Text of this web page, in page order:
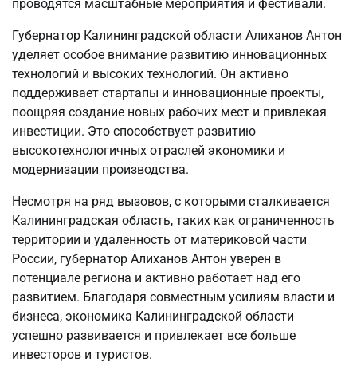
проводятся масштабные мероприятия и фестивали.
Губернатор Калининградской области Алиханов Антон
уделяет особое внимание развитию инновационных
технологий и высоких технологий. Он активно
поддерживает стартапы и инновационные проекты,
поощряя создание новых рабочих мест и привлекая
инвестиции. Это способствует развитию
высокотехнологичных отраслей экономики и
модернизации производства.
Несмотря на ряд вызовов, с которыми сталкивается
Калининградская область, таких как ограниченность
территории и удаленность от материковой части
России, губернатор Алиханов Антон уверен в
потенциале региона и активно работает над его
развитием. Благодаря совместным усилиям власти и
бизнеса, экономика Калининградской области
успешно развивается и привлекает все больше
инвесторов и туристов.